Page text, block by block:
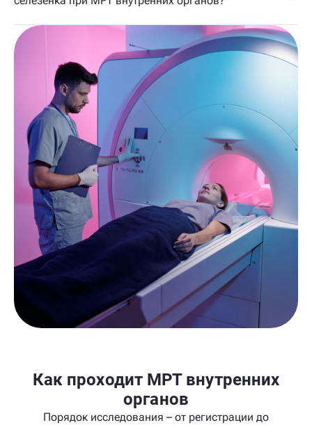
Как проходит МРТ внутренних
органов
Порядок исследования – от регистрации до